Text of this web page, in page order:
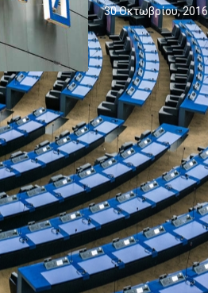
30 Οκτωβρίου, 2016